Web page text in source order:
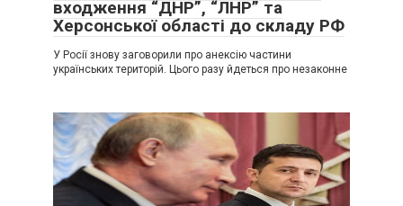
входження “ДНР”, “ЛНР” та
Херсонської області до складу РФ
У Росії знову заговорили про анексію частини
українських територій. Цього разу йдеться про незаконне